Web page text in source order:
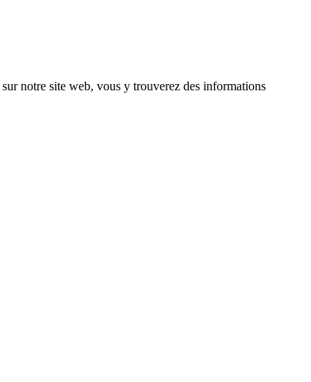
sur notre site web, vous y trouverez des informations